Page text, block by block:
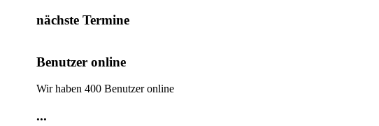
nächste Termine
Benutzer online
Wir haben 400 Benutzer online
...